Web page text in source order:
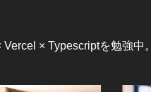
× Typescriptを勉強中。